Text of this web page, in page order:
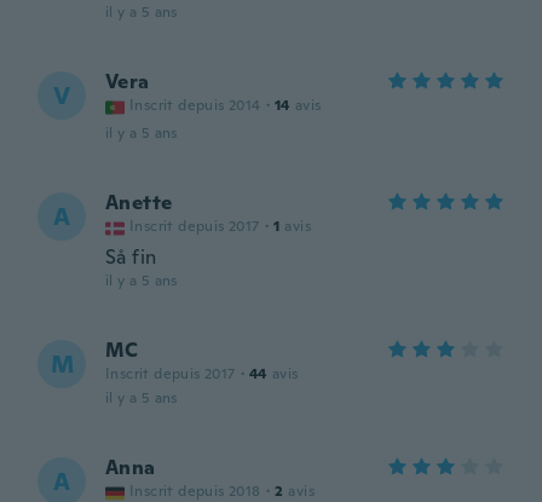
il y a 5 ans
V Vera
Inscrit depuis 2014 · 14 avis
il y a 5 ans
A Anette
Inscrit depuis 2017 · 1 avis
Så fin
il y a 5 ans
M MC
Inscrit depuis 2017 · 44 avis
il y a 5 ans
A Anna
Inscrit depuis 2018 · 2 avis